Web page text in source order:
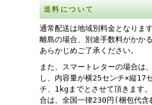
送料について
通常配送は地域別料金となりま
離島の場合、別途手数料がかか
あらかじめご了承ください。
また、スマートレターの場合は
し、内容量が横25センチ×縦17
チ、1kgまでとさせて頂きます
合は、全国一律230円(梱包代含